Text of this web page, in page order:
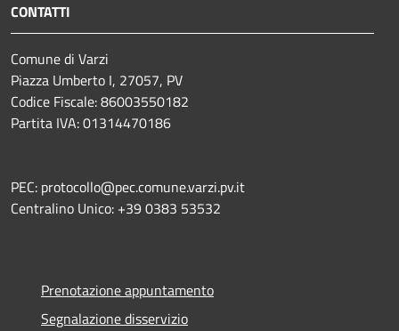
CONTATTI
Comune di Varzi
Piazza Umberto I, 27057, PV
Codice Fiscale: 86003550182
Partita IVA: 01314470186
PEC: protocollo@pec.comune.varzi.pv.it
Centralino Unico: +39 0383 53532
Prenotazione appuntamento
Segnalazione disservizio